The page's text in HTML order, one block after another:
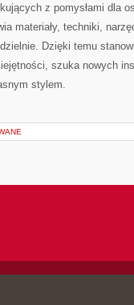
z pomysłami dla
materiały, techniki,
Dzięki temu
szuka nowych
stylem.